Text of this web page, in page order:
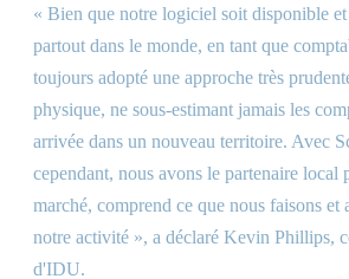
« Bien que notre logiciel soit disponible
partout dans le monde, en tant que
toujours adopté une approche très
physique, ne sous-estimant jamais les
arrivée dans un nouveau territoire. Avec
cependant, nous avons le partenaire local
marché, comprend ce que nous faisons et
notre activité », a déclaré Kevin Phillips,
d'IDU.